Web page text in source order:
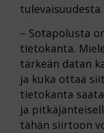
tulevaisuudesta.
– Sotapolusta
tietokanta.
tärkeän datan
ja kuka ottaa
tietokanta
ja
tähän siirtoon